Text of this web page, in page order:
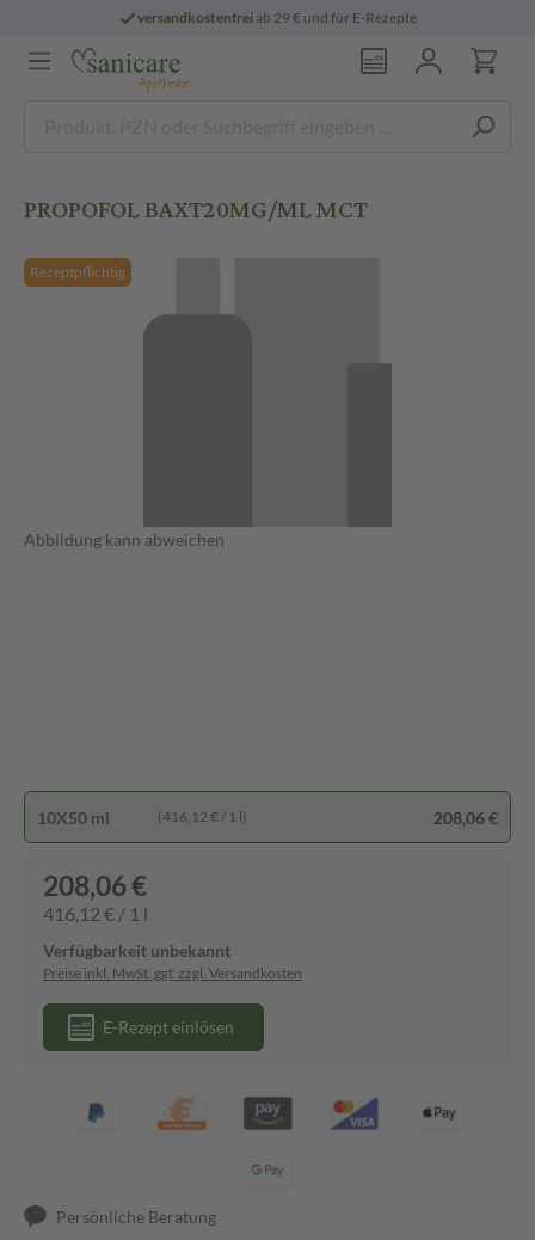
versandkostenfreiab 29 € und für E-Rezepte
PROPOFOL BAXT20MG/ML MCT
Rezeptpflichtig
Abbildung kann abweichen
10X50 ml (416,12 € / 1 l) 208,06 €
208,06 €
416,12 € / 1 l
Verfügbarkeit unbekannt
Preise inkl. MwSt. ggf. zzgl. Versandkosten
E-Rezept einlösen
Persönliche Beratung